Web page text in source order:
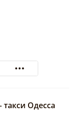
Одесса